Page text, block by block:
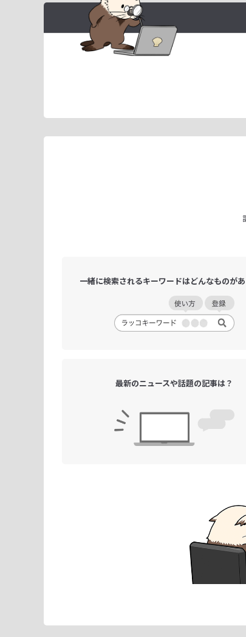
一緒に検索されるキーワードはどんなものが
最新のニュースや話題の記事は？